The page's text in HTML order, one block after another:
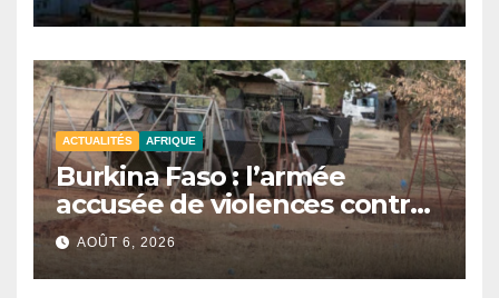
ACTUALITÉS AFRIQUE
Burkina Faso : l’armée
accusée de violences contre
des civils après une attaque
jihadiste.
AOÛT 6, 2026